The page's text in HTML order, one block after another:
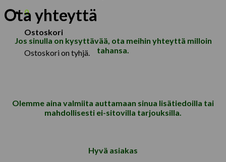
0
Ostoskori
Ostoskori on tyhjä.
Ota yhteyttä
Jos sinulla on kysyttävää, ota meihin yhteyttä milloin
tahansa.
Olemme aina valmiita auttamaan sinua lisätiedoilla tai
mahdollisesti ei-sitovilla tarjouksilla.
Hyvä asiakas